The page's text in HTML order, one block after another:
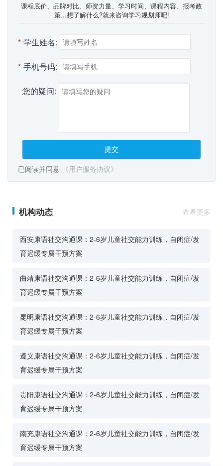
课程底价、品牌对比、师资力量、学习时间、课程内容、报考政
策...想了解什么?就来咨询学习规划师吧!
* 学生姓名:
* 手机号码:
您的疑问:
提交
已阅读并同意 《用户服务协议》
机构动态 查看更多
西安康语社交沟通课：2-6岁儿童社交能力训练，自闭症/发
育迟缓专属干预方案
曲靖康语社交沟通课：2-6岁儿童社交能力训练，自闭症/发
育迟缓专属干预方案
昆明康语社交沟通课：2-6岁儿童社交能力训练，自闭症/发
育迟缓专属干预方案
遵义康语社交沟通课：2-6岁儿童社交能力训练，自闭症/发
育迟缓专属干预方案
贵阳康语社交沟通课：2-6岁儿童社交能力训练，自闭症/发
育迟缓专属干预方案
南充康语社交沟通课：2-6岁儿童社交能力训练，自闭症/发
育迟缓专属干预方案